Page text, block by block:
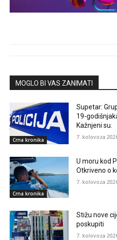
MOGLO BI VAS ZANIMATI
Crna kronika
Supetar:
19-
Kažnjeni su.
7. kolovoza
Crna kronika
U moru kod
Otkriveno o
7. kolovoza
Stižu nove
poskupiti
7. kolovoza